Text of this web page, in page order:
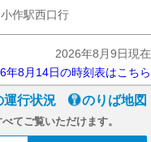
・小14学びの城経由・小15
作駅西口行
2026年8月9日現在
年8月14日の時刻表はこちら
運行状況 のりば地図
てご覧いただけます。